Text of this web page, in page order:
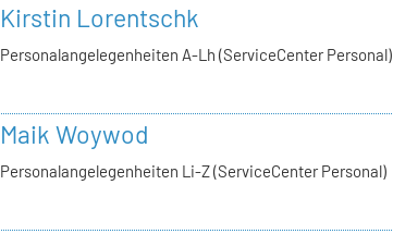
Kirstin Lorentschk
Personalangelegenheiten A-Lh (ServiceCenter Personal)
Maik Woywod
Personalangelegenheiten Li-Z (ServiceCenter Personal)